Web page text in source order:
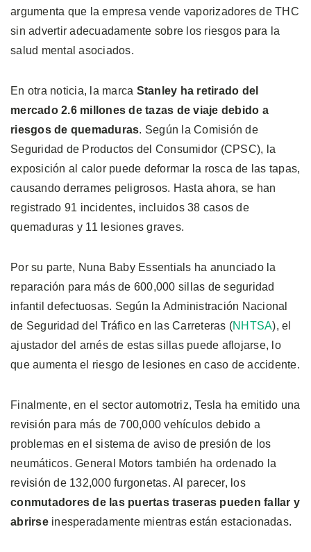
argumenta que la empresa vende vaporizadores de THC
sin advertir adecuadamente sobre los riesgos para la
salud mental asociados.
En otra noticia, la marca Stanley ha retirado del
mercado 2.6 millones de tazas de viaje debido a
riesgos de quemaduras. Según la Comisión de
Seguridad de Productos del Consumidor (CPSC), la
exposición al calor puede deformar la rosca de las tapas,
causando derrames peligrosos. Hasta ahora, se han
registrado 91 incidentes, incluidos 38 casos de
quemaduras y 11 lesiones graves.
Por su parte, Nuna Baby Essentials ha anunciado la
reparación para más de 600,000 sillas de seguridad
infantil defectuosas. Según la Administración Nacional
de Seguridad del Tráfico en las Carreteras (NHTSA), el
ajustador del arnés de estas sillas puede aflojarse, lo
que aumenta el riesgo de lesiones en caso de accidente.
Finalmente, en el sector automotriz, Tesla ha emitido una
revisión para más de 700,000 vehículos debido a
problemas en el sistema de aviso de presión de los
neumáticos. General Motors también ha ordenado la
revisión de 132,000 furgonetas. Al parecer, los
conmutadores de las puertas traseras pueden fallar y
abrirse inesperadamente mientras están estacionadas.